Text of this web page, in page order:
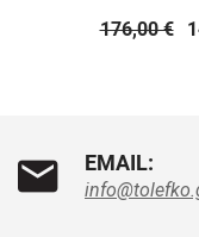
176,00 €
EMAIL: